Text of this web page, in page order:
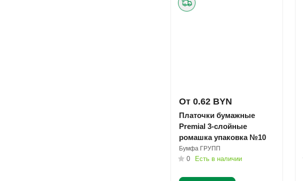
От 0.62 BYN
Платочки бумажные
Premial 3-слойные
ромашка упаковка №10
Бумфа ГРУПП
0 Есть в наличии